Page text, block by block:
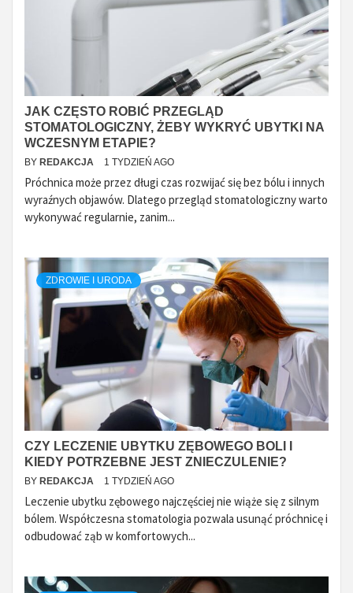
JAK CZĘSTO ROBIĆ PRZEGLĄD
STOMATOLOGICZNY, ŻEBY WYKRYĆ UBYTKI NA
WCZESNYM ETAPIE?
BY REDAKCJA 1 TYDZIEŃ AGO
Próchnica może przez długi czas rozwijać się bez bólu i innych
wyraźnych objawów. Dlatego przegląd stomatologiczny warto
wykonywać regularnie, zanim...
ZDROWIE I URODA
CZY LECZENIE UBYTKU ZĘBOWEGO BOLI I
KIEDY POTRZEBNE JEST ZNIECZULENIE?
BY REDAKCJA 1 TYDZIEŃ AGO
Leczenie ubytku zębowego najczęściej nie wiąże się z silnym
bólem. Współczesna stomatologia pozwala usunąć próchnicę i
odbudować ząb w komfortowych...